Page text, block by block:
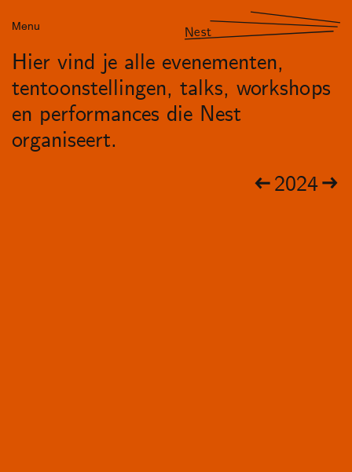
Menu Nest
Hier vind je alle evenementen,
tentoonstellingen, talks, workshops
en performances die Nest
organiseert.
2024